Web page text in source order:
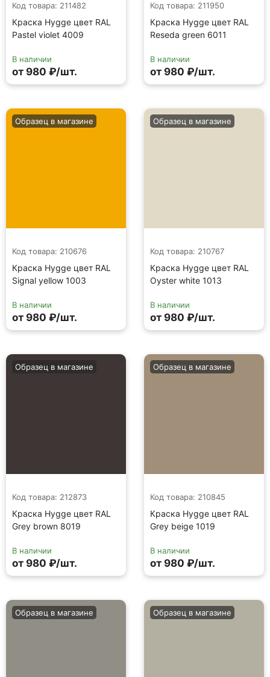
Код товара: 211482
Краска Hygge цвет RAL
Pastel violet 4009
В наличии
от 980 ₽/шт.
Код товара: 211950
Краска Hygge цвет RAL
Reseda green 6011
В наличии
от 980 ₽/шт.
Код товара: 210676
Краска Hygge цвет RAL
Signal yellow 1003
Образец в магазине
В наличии
от 980 ₽/шт.
Код товара: 210767
Краска Hygge цвет RAL
Oyster white 1013
Образец в магазине
В наличии
от 980 ₽/шт.
Код товара: 212873
Краска Hygge цвет RAL
Grey brown 8019
Образец в магазине
В наличии
от 980 ₽/шт.
Код товара: 210845
Краска Hygge цвет RAL
Grey beige 1019
Образец в магазине
В наличии
от 980 ₽/шт.
Образец в магазине Образец в магазине